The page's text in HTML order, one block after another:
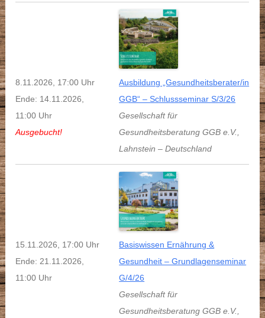
8.11.2026, 17:00 Uhr
Ende: 14.11.2026,
11:00 Uhr
Ausgebucht!
Ausbildung „Gesundheitsberater/in
GGB“ – Schlussseminar S/3/26
Gesellschaft für
Gesundheitsberatung GGB e.V.,
Lahnstein –Deutschland
15.11.2026, 17:00 Uhr
Ende: 21.11.2026,
11:00 Uhr
Basiswissen Ernährung &
Gesundheit – Grundlagenseminar
G/4/26
Gesellschaft für
Gesundheitsberatung GGB e.V.,